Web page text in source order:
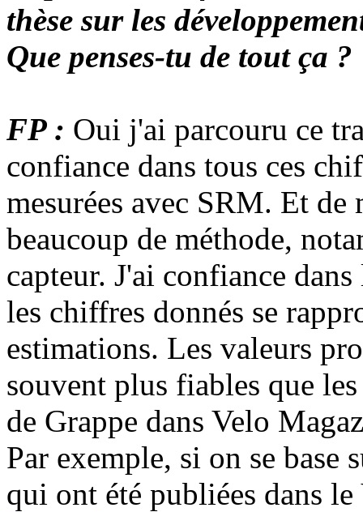
thèse sur les
Que penses-tu de tout ça ?
FP : Oui j'ai parcouru ce
confiance dans tous ces
mesurées avec SRM. Et de
beaucoup de méthode,
capteur. J'ai confiance
les chiffres donnés se
estimations. Les valeurs
souvent plus fiables que
de Grappe dans Velo
Par exemple, si on se base
qui ont été publiées dans